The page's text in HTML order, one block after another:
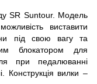
SR Suntour. Модель
виставити
під свою вагу та
блокатором для
при педалюванні
Конструкція вилки –